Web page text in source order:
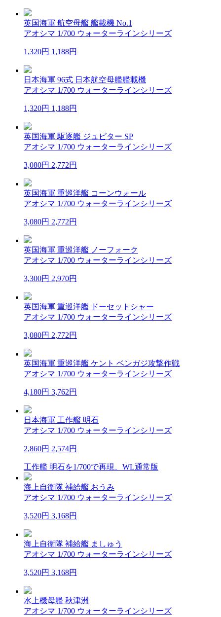
英国海軍 航空母艦 艦載機 No.1
アオシマ 1/700 ウォーターラインシリーズ
1,320円 1,188円
日本海軍 96式 日本航空母艦艦載機
アオシマ 1/700 ウォーターラインシリーズ
1,320円 1,188円
英国海軍 駆逐艦 ジュピター SP
アオシマ 1/700 ウォーターラインシリーズ
3,080円 2,772円
英国海軍 重巡洋艦 コーンウォール
アオシマ 1/700 ウォーターラインシリーズ
3,080円 2,772円
英国海軍 重巡洋艦 ノーフォーク
アオシマ 1/700 ウォーターラインシリーズ
3,300円 2,970円
英国海軍 重巡洋艦 ドーセットシャー
アオシマ 1/700 ウォーターラインシリーズ
3,080円 2,772円
英国海軍 重巡洋艦 ケント ベンガジ攻撃作戦
アオシマ 1/700 ウォーターラインシリーズ
4,180円 3,762円
日本海軍 工作艦 明石
アオシマ 1/700 ウォーターラインシリーズ
2,860円 2,574円
工作艦 明石を1/700で再現、WL通常版
海上自衛隊 補給艦 おうみ
アオシマ 1/700 ウォーターラインシリーズ
3,520円 3,168円
海上自衛隊 補給艦 ましゅう
アオシマ 1/700 ウォーターラインシリーズ
3,520円 3,168円
水上機母艦 秋津洲
アオシマ 1/700 ウォーターラインシリーズ